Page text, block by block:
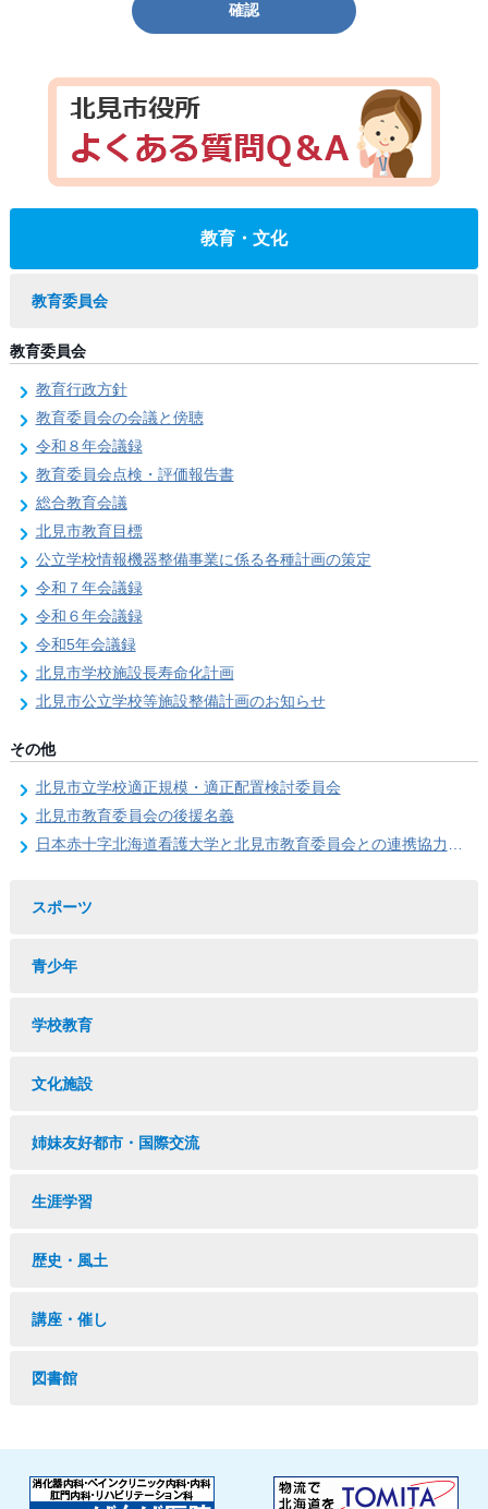
確認
教育・文化
教育委員会
教育委員会
教育行政方針
教育委員会の会議と傍聴
令和８年会議録
教育委員会点検・評価報告書
総合教育会議
北見市教育目標
公立学校情報機器整備事業に係る各種計画の策定
令和７年会議録
令和６年会議録
令和5年会議録
北見市学校施設長寿命化計画
北見市公立学校等施設整備計画のお知らせ
その他
北見市立学校適正規模・適正配置検討委員会
北見市教育委員会の後援名義
日本赤十字北海道看護大学と北見市教育委員会との連携協力に関する協定の締結
スポーツ
青少年
学校教育
文化施設
姉妹友好都市・国際交流
生涯学習
歴史・風土
講座・催し
図書館